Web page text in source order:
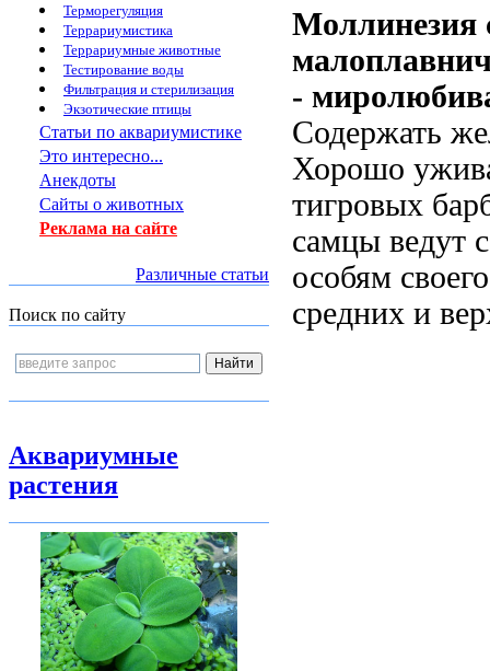
Терморегуляция
Террариумистика
Террариумные животные
Тестирование воды
Фильтрация и стерилизация
Экзотические птицы
Статьи по аквариумистике
Это интересно...
Анекдоты
Сайты о животных
Реклама на сайте
Различные статьи
Поиск по сайту
Аквариумные
растения
Моллинезия
-
Содержать
Хорошо
тигровых
самцы ведут
особям
средних и